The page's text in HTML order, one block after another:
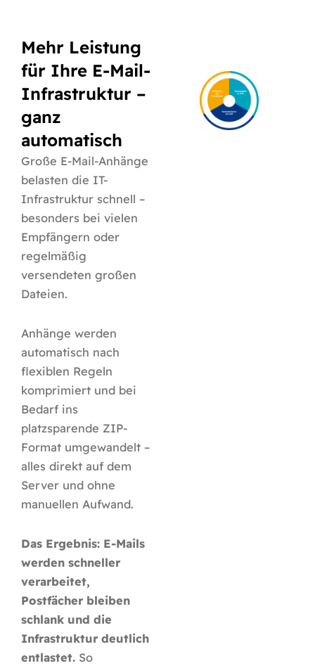
Mehr Leistung
für Ihre E-Mail-
Infrastruktur –
ganz
automatisch
Große E-Mail-Anhänge
belasten die IT-
Infrastruktur schnell –
besonders bei vielen
Empfängern oder
regelmäßig
versendeten großen
Dateien.
Anhänge werden
automatisch nach
flexiblen Regeln
komprimiert und bei
Bedarf ins
platzsparende ZIP-
Format umgewandelt –
alles direkt auf dem
Server und ohne
manuellen Aufwand.
Das Ergebnis: E-Mails
werden schneller
verarbeitet,
Postfächer bleiben
schlank und die
Infrastruktur deutlich
entlastet. So